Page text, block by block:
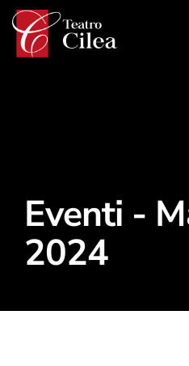
Salta
contenuto
Eventi -
2024